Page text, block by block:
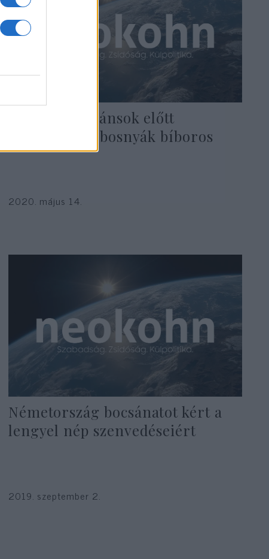
Náci kollaboránsok előtt
tisztelegne a bosnyák bíboros
2020. május 14.
Németország bocsánatot kért a
lengyel nép szenvedéseiért
2019. szeptember 2.